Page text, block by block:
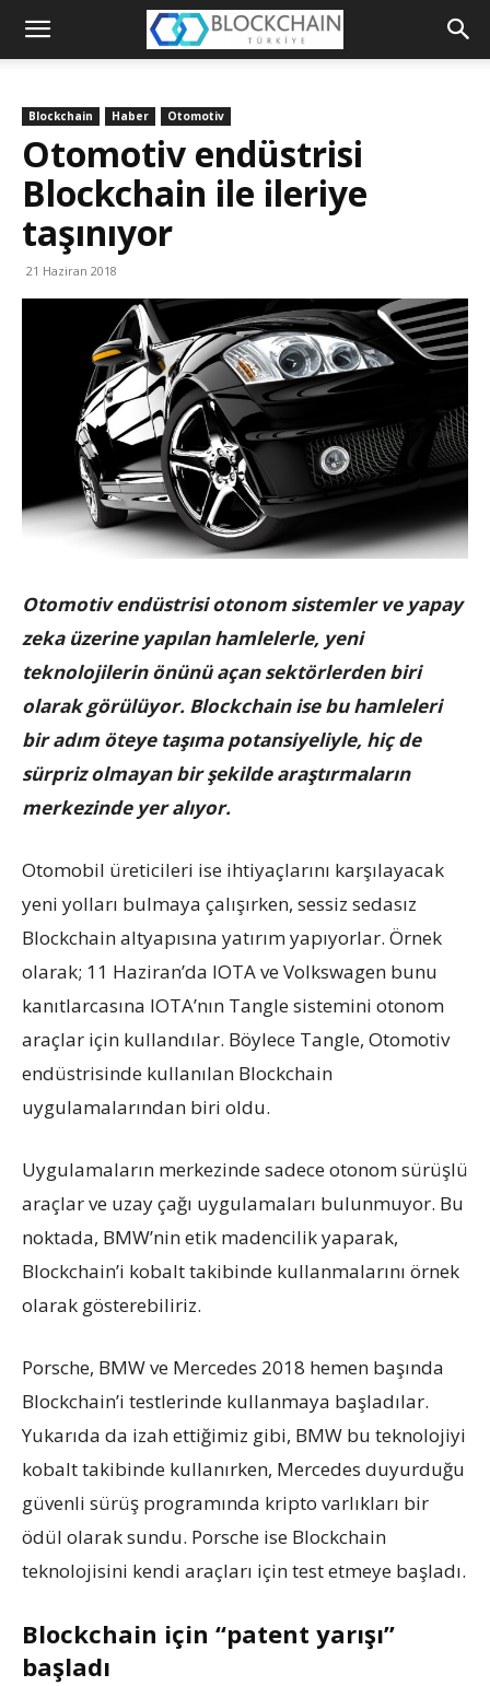
Blockchain
Blockchain Haber Otomotiv
Otomotiv endüstrisi
Blockchain ile ileriye
taşınıyor
21 Haziran 2018
Otomotiv endüstrisi otonom sistemler ve yapay
zeka üzerine yapılan hamlelerle, yeni
teknolojilerin önünü açan sektörlerden biri
olarak görülüyor. Blockchain ise bu hamleleri
bir adım öteye taşıma potansiyeliyle, hiç de
sürpriz olmayan bir şekilde araştırmaların
merkezinde yer alıyor.
Otomobil üreticileri ise ihtiyaçlarını karşılayacak
yeni yolları bulmaya çalışırken, sessiz sedasız
Blockchain altyapısına yatırım yapıyorlar. Örnek
olarak; 11 Haziran’da IOTA ve Volkswagen bunu
kanıtlarcasına IOTA’nın Tangle sistemini otonom
araçlar için kullandılar. Böylece Tangle, Otomotiv
endüstrisinde kullanılan Blockchain
uygulamalarından biri oldu.
Uygulamaların merkezinde sadece otonom sürüşlü
araçlar ve uzay çağı uygulamaları bulunmuyor. Bu
noktada, BMW’nin etik madencilik yaparak,
Blockchain’i kobalt takibinde kullanmalarını örnek
olarak gösterebiliriz.
Porsche, BMW ve Mercedes 2018 hemen başında
Blockchain’i testlerinde kullanmaya başladılar.
Yukarıda da izah ettiğimiz gibi, BMW bu teknolojiyi
kobalt takibinde kullanırken, Mercedes duyurduğu
güvenli sürüş programında kripto varlıkları bir
ödül olarak sundu. Porsche ise Blockchain
teknolojisini kendi araçları için test etmeye başladı.
Blockchain için “patent yarışı”
başladı